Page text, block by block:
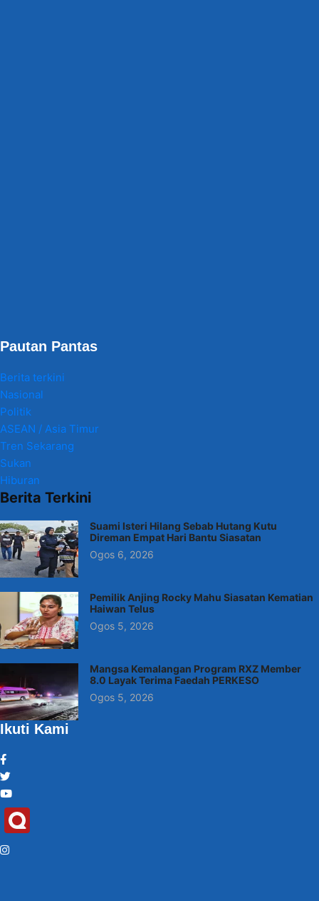
Pautan Pantas
Berita terkini
Nasional
Politik
ASEAN / Asia Timur
Tren Sekarang
Sukan
Hiburan
Berita Terkini
Suami Isteri Hilang Sebab Hutang Kutu
Direman Empat Hari Bantu Siasatan
Ogos 6, 2026
Pemilik Anjing Rocky Mahu Siasatan Kematian
Haiwan Telus
Ogos 5, 2026
Mangsa Kemalangan Program RXZ Member
8.0 Layak Terima Faedah PERKESO
Ogos 5, 2026
Ikuti Kami